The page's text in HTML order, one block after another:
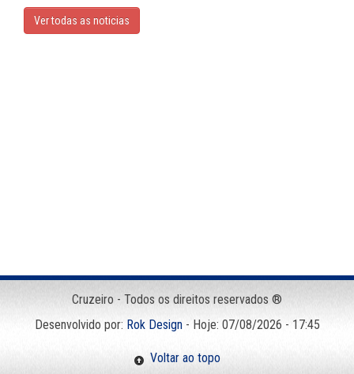
Ver todas as noticias
Cruzeiro - Todos os direitos reservados ®
Desenvolvido por: Rok Design- Hoje: 07/08/2026 - 17:45
Voltar ao topo